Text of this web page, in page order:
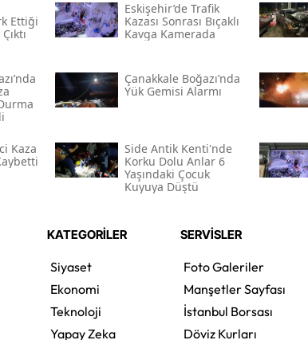
Ettiği
Eskişehir’de Trafik
Kazası Sonrası Bıçaklı
Kavga Kamerada
Çanakkale Boğazı’nda
Yük Gemisi Alarmı
Kaza
Side Antik Kenti'nde
Korku Dolu Anlar 6
Yaşındaki Çocuk
Kuyuya Düştü
KATEGORİLER
Siyaset
Ekonomi
Teknoloji
Yapay Zeka
SERVİSLER
Foto Galeriler
Manşetler Sayfası
İstanbul Borsası
Döviz Kurları